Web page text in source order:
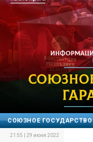
СОЮЗНОЕ ГОСУДАРСТВО
21:55 | 29 июня 2022